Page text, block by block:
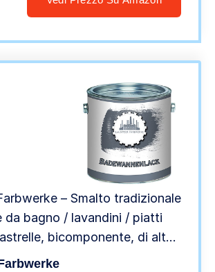
– Smalto tradizionale
da bagno / lavandini / piatti
bicomponente, di alta
disponibile in vari